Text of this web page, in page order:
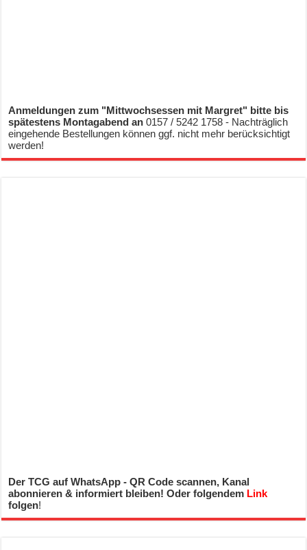
Anmeldungen zum "Mittwochsessen mit Margret" bitte bis
spätestens Montagabend an0157 / 5242 1758 - Nachträglich
eingehende Bestellungen können ggf. nicht mehr berücksichtigt
werden!
Der TCG auf WhatsApp - QR Code scannen, Kanal
abonnieren & informiert bleiben! Oder folgendem Link
folgen!